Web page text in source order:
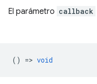
El parámetro callback
() => void